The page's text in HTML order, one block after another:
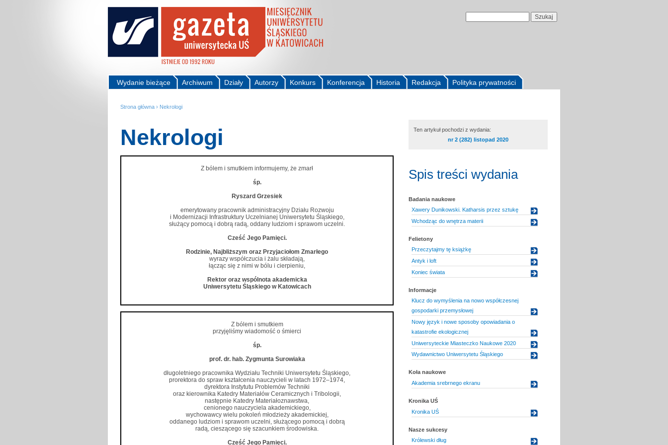
Polityka prywatności
Redakcja
Historia
Konferencja
Konkurs
Autorzy
Działy
Archiwum
Wydanie bieżące
Strona główna › Nekrologi
Nekrologi
Z bólem i smutkiem informujemy, że zmarł
śp.
Ryszard Grzesiek
emerytowany pracownik administracyjny Działu Rozwoju
i Modernizacji Infrastruktury Uczelnianej Uniwersytetu Śląskiego,
służący pomocą i dobrą radą, oddany ludziom i sprawom uczelni.
Cześć Jego Pamięci.
Rodzinie, Najbliższym oraz Przyjaciołom Zmarłego
wyrazy współczucia i żalu składają,
łącząc się z nimi w bólu i cierpieniu,
Rektor oraz wspólnota akademicka
Uniwersytetu Śląskiego w Katowicach
Z bólem i smutkiem
przyjęliśmy wiadomość o śmierci
śp.
prof. dr. hab. Zygmunta Surowiaka
długoletniego pracownika Wydziału Techniki Uniwersytetu Śląskiego,
prorektora do spraw kształcenia nauczycieli w latach 1972–1974,
dyrektora Instytutu Problemów Techniki
oraz kierownika Katedry Materiałów Ceramicznych i Tribologii,
następnie Katedry Materiałoznawstwa,
cenionego nauczyciela akademickiego,
wychowawcy wielu pokoleń młodzieży akademickiej,
oddanego ludziom i sprawom uczelni, służącego pomocą i dobrą
radą, cieszącego się szacunkiem środowiska.
Cześć Jego Pamięci.
Ten artykuł pochodzi z wydania:
nr 2 (282) listopad 2020
Spis treści wydania
Badania naukowe
Xawery Dunikowski. Katharsis przez sztukę
Wchodząc do wnętrza materii
Felietony
Przeczytajmy tę książkę
Antyk i loft
Koniec świata
Informacje
Klucz do wymyślenia na nowo współczesnej
gospodarki przemysłowej
Nowy język i nowe sposoby opowiadania o
katastrofie ekologicznej
Uniwersyteckie Miasteczko Naukowe 2020
Wydawnictwo Uniwersytetu Śląskiego
Koła naukowe
Akademia srebrnego ekranu
Kronika UŚ
Kronika UŚ
Nasze sukcesy
Królewski dług